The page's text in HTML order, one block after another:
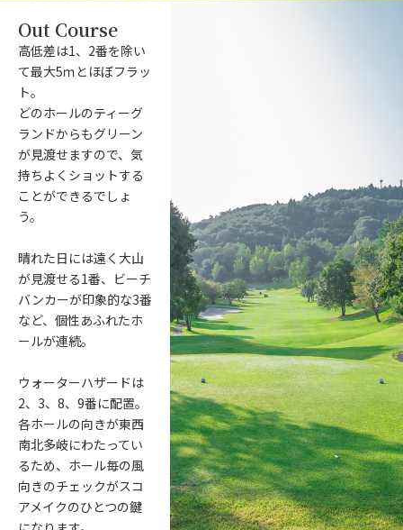
Out Course
高低差は1、2番を除い
て最大5ｍとほぼフラッ
ト。
どのホールのティーグ
ランドからもグリーン
が見渡せますので、気
持ちよくショットする
ことができるでしょ
う。
晴れた日には遠く大山
が見渡せる1番、ビーチ
バンカーが印象的な3番
など、個性あふれたホ
ールが連続。
ウォーターハザードは
2、3、8、9番に配置。
各ホールの向きが東西
南北多岐にわたってい
るため、ホール毎の風
向きのチェックがスコ
アメイクのひとつの鍵